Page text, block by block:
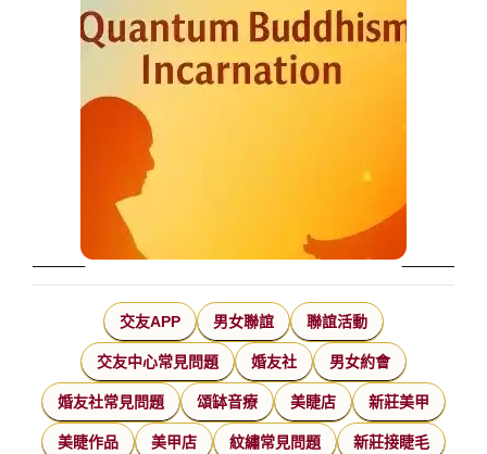
交友APP 男女聯誼 聯誼活動
交友中心常見問題 婚友社 男女約會
婚友社常見問題 頌缽音療 美睫店 新莊美甲
美睫作品 美甲店 紋繡常見問題 新莊接睫毛